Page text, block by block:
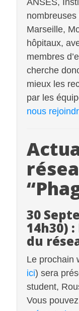
ANSES,
Marseille,
hôpitaux,
membres
cherche
mieux les
par les
nous
30
14h30)
du
Le prochain
ici) sera
student,
Vous